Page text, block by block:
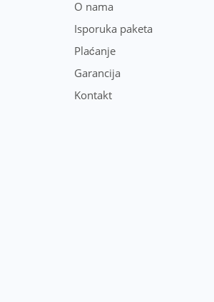
O nama
Isporuka paketa
Plaćanje
Garancija
Kontakt